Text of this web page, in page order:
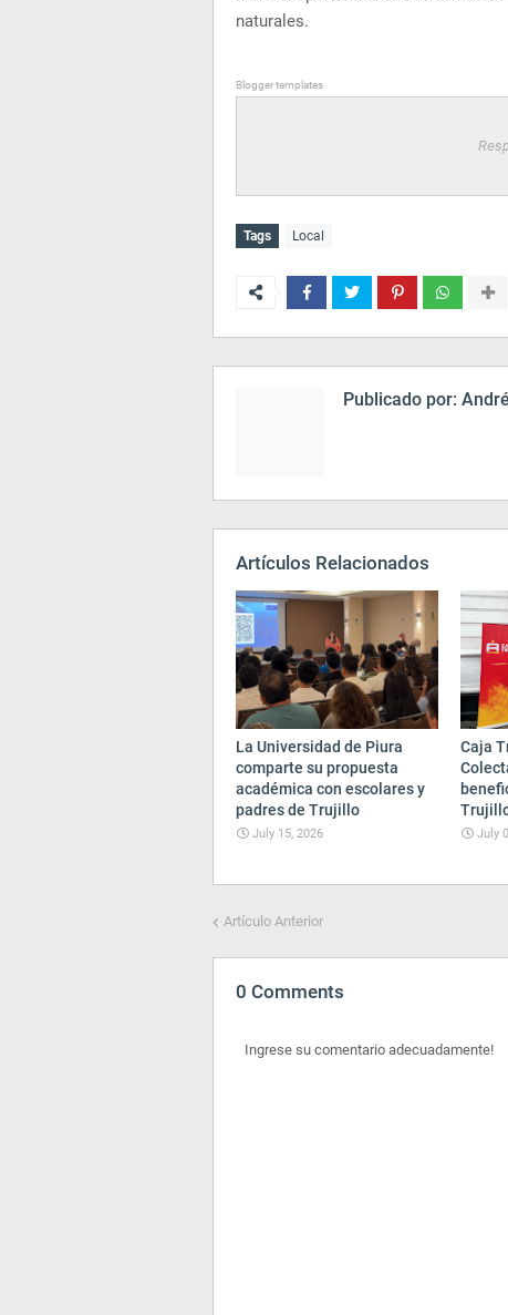
naturales.
Blogger templates
Tags Local
Publicado por:
Artículos Relacionados
La Universidad de Piura
comparte su propuesta
académica con escolares y
padres de Trujillo
July 15, 2026
Caja
July
Artículo Anterior
0 Comments
Ingrese su comentario adecuadamente!